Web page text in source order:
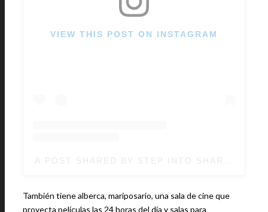
VIEW THIS POST ON INSTAGRAM
También tiene alberca, mariposario, una sala de cine que
proyecta películas las 24 horas del día y salas para